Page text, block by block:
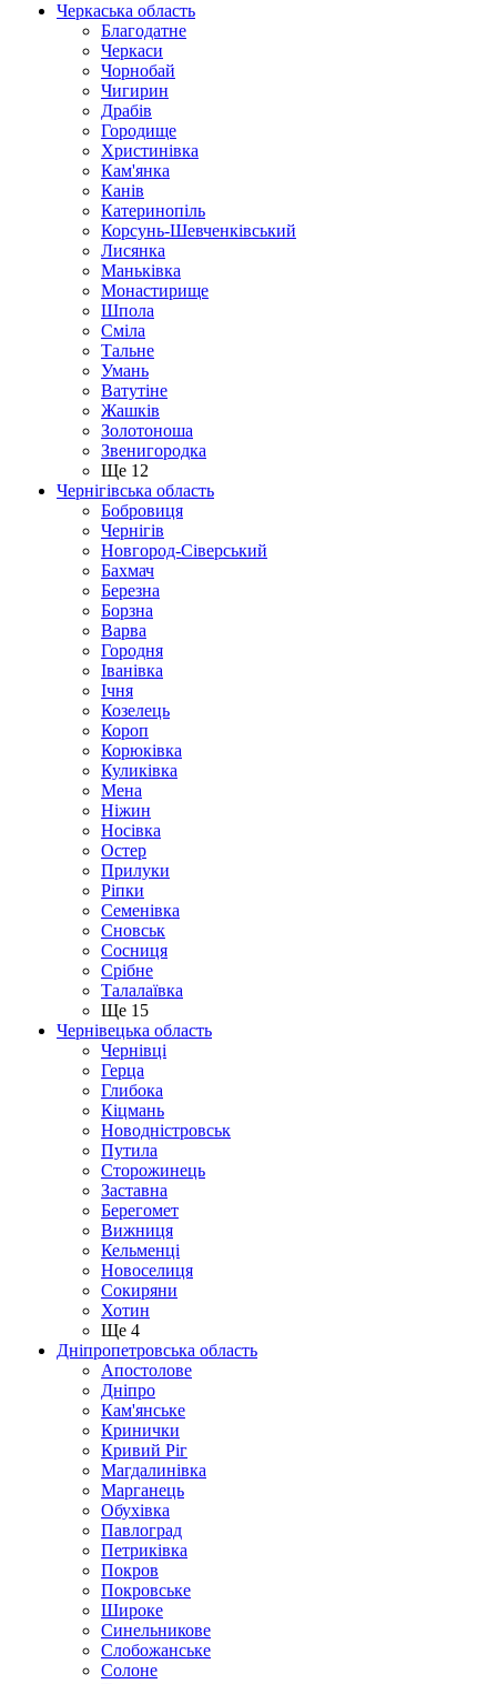
Черкаська область
Благодатне
Черкаси
Чорнобай
Чигирин
Драбів
Городище
Христинівка
Кам'янка
Канів
Катеринопіль
Корсунь-Шевченківський
Лисянка
Маньківка
Монастирище
Шпола
Сміла
Тальне
Умань
Ватутіне
Жашків
Золотоноша
Звенигородка
Ще 12
Чернігівська область
Бобровиця
Чернігів
Новгород-Сіверський
Бахмач
Березна
Борзна
Варва
Городня
Іванівка
Ічня
Козелець
Короп
Корюківка
Куликівка
Мена
Ніжин
Носівка
Остер
Прилуки
Ріпки
Семенівка
Сновськ
Сосниця
Срібне
Талалаївка
Ще 15
Чернівецька область
Чернівці
Герца
Глибока
Кіцмань
Новодністровськ
Путила
Сторожинець
Заставна
Берегомет
Вижниця
Кельменці
Новоселиця
Сокиряни
Хотин
Ще 4
Дніпропетровська область
Апостолове
Дніпро
Кам'янське
Кринички
Кривий Ріг
Магдалинівка
Марганець
Обухівка
Павлоград
Петриківка
Покров
Покровське
Широке
Синельникове
Слобожанське
Солоне